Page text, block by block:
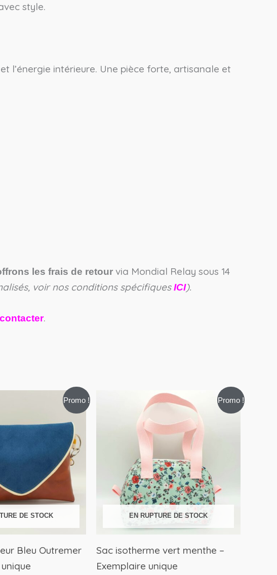
style.
l’énergie intérieure. Une pièce forte, artisanale et
les frais de retour via Mondial Relay sous 14
voir nos conditions spécifiquesICI).
contacter.
Promo !
DE STOCK
Bleu Outremer
:
Promo !
EN RUPTURE DE STOCK
Sac isotherme vert menthe –
Exemplaire unique
était :
47,99€.
Le
prix